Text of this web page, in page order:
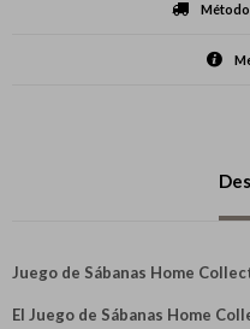
Juego de Sábanas Home
El Juego de Sábanas Home